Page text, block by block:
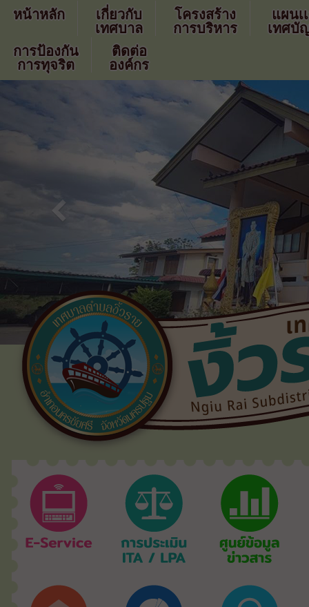
หน้าหลัก
เกี่ยวกับ
เทศบาล
โครงสร้าง
การบริหาร
แผนเ
เทศบั
การป้องกัน
การทุจริต
ติดต่อ
องค์กร